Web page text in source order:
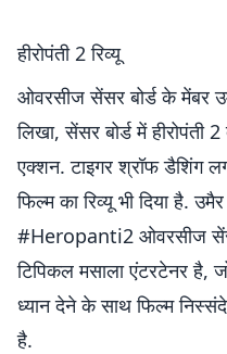
हीरोपंती 2 रिव्यू
ओवरसीज सेंसर बोर्ड के मेंबर
लिखा, सेंसर बोर्ड में
एक्शन. टाइगर श्रॉफ डैशिंग
फिल्म का रिव्यू भी दिया है.
#Heropanti2 ओवरसीज
टिपिकल मसाला एंटरटेनर है,
ध्यान देने के साथ फिल्म
है.